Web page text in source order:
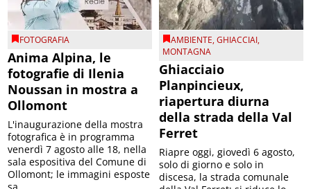
FOTOGRAFIA
Anima Alpina, le
fotografie di Ilenia
Noussan in mostra a
Ollomont
L'inaugurazione della mostra
fotografica è in programma
venerdì 7 agosto alle 18, nella
sala espositiva del Comune di
Ollomont; le immagini esposte
AMBIENTE,GHIACCIAI,
MONTAGNA
Ghiacciaio
Planpincieux,
riapertura diurna
della strada della Val
Ferret
Riapre oggi, giovedì 6 agosto,
solo di giorno e solo in
discesa, la strada comunale